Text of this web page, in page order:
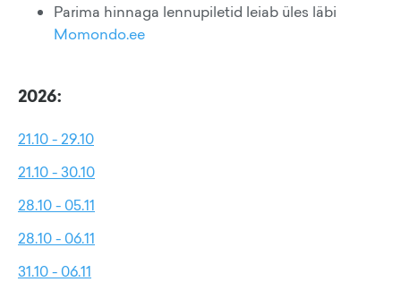
Parima hinnaga lennupiletid leiab üles läbi
Momondo.ee
2026:
21.10 - 29.10
21.10 - 30.10
28.10 - 05.11
28.10 - 06.11
31.10 - 06.11